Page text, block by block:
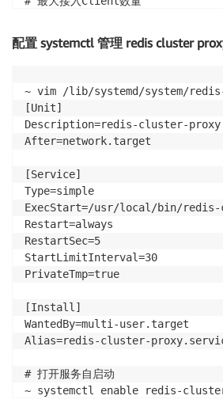
# 日志输出级别 - debug、info、
log-level error
# 测试 redis proxy 正常工作
~ /usr/local/bin/redis-cluster-
~ redis-cli -h localhost
localhost:6379> proxy info
# Proxy
proxy_version:999.999.999
proxy_git_sha1:ac83840d
proxy_git_dirty:0
proxy_git_branch:unstable
os:Linux 5.4.0-1058-aws x86_64
arch_bits:64
multiplexing_api:epoll
gcc_version:7.5.0
process_id:855
threads:2
uptime_in_seconds:23279
uptime_in_days:0
config_file:/opt/systemd-sh/
配置 systemctl 管理 redis cluster
~ vim /lib/systemd/system/
[Unit]
Description=redis-cluster-
After=network.target
[Service]
Type=simple
ExecStart=/usr/local/bin/
Restart=always
RestartSec=5
StartLimitInterval=30
PrivateTmp=true
[Install]
WantedBy=multi-user.target
Alias=redis-cluster-
# 打开服务自启动
~ systemctl enable redis-